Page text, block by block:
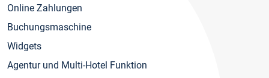
Online Zahlungen
Buchungsmaschine
Widgets
Agentur und Multi-Hotel Funktion